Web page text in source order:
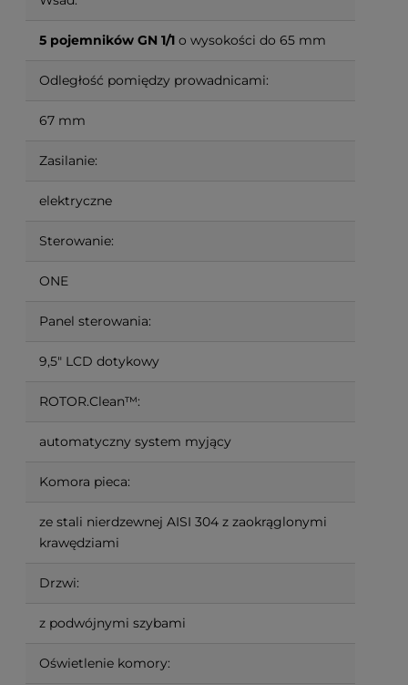
5 pojemników GN 1/1 o wysokości do 65 mm
Odległość pomiędzy prowadnicami:
67 mm
Zasilanie:
elektryczne
Sterowanie:
ONE
Panel sterowania:
9,5" LCD dotykowy
ROTOR.Clean™:
automatyczny system myjący
Komora pieca:
ze stali nierdzewnej AISI 304 z zaokrąglonymi
krawędziami
Drzwi:
z podwójnymi szybami
Oświetlenie komory: